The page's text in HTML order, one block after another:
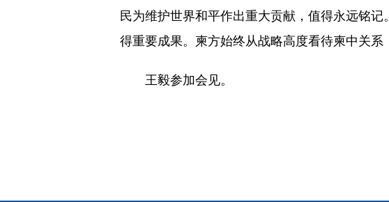
民为维护世界和平作出重大贡献，值得永远铭
得重要成果。柬方始终从战略高度看待柬中关
王毅参加会见。